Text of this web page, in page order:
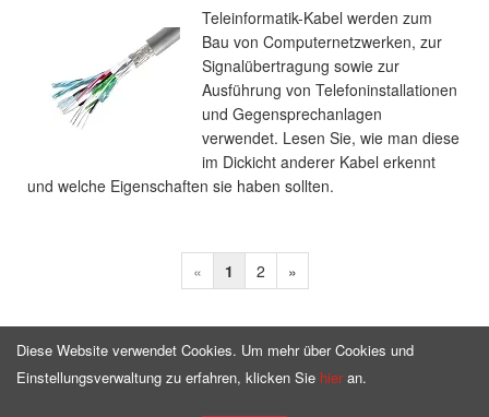
Teleinformatik-Kabel werden zum
Bau von Computernetzwerken, zur
Signalübertragung sowie zur
Ausführung von Telefoninstallationen
und Gegensprechanlagen
verwendet. Lesen Sie, wie man diese
im Dickicht anderer Kabel erkennt
und welche Eigenschaften sie haben sollten.
« 1 2 »
Homepage Angebot
Diese Website verwendet Cookies. Um mehr über Cookies und
Einstellungsverwaltung zu erfahren, klicken Sie hieran.